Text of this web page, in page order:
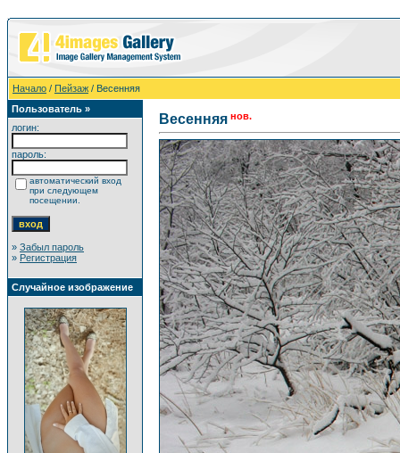
Начало / Пейзаж / Весенняя
Пользователь »
логин:
пароль:
автоматический вход
при следующем
посещении.
» Забыл пароль
» Регистрация
Случайное изображение
Весенняя нов.